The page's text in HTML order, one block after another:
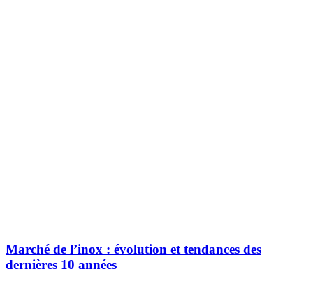
Marché de l’inox : évolution et tendances des
dernières 10 années